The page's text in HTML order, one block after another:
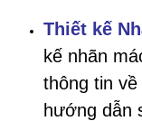
Thiết kế
kế nhãn
thông tin
hướng dẫn